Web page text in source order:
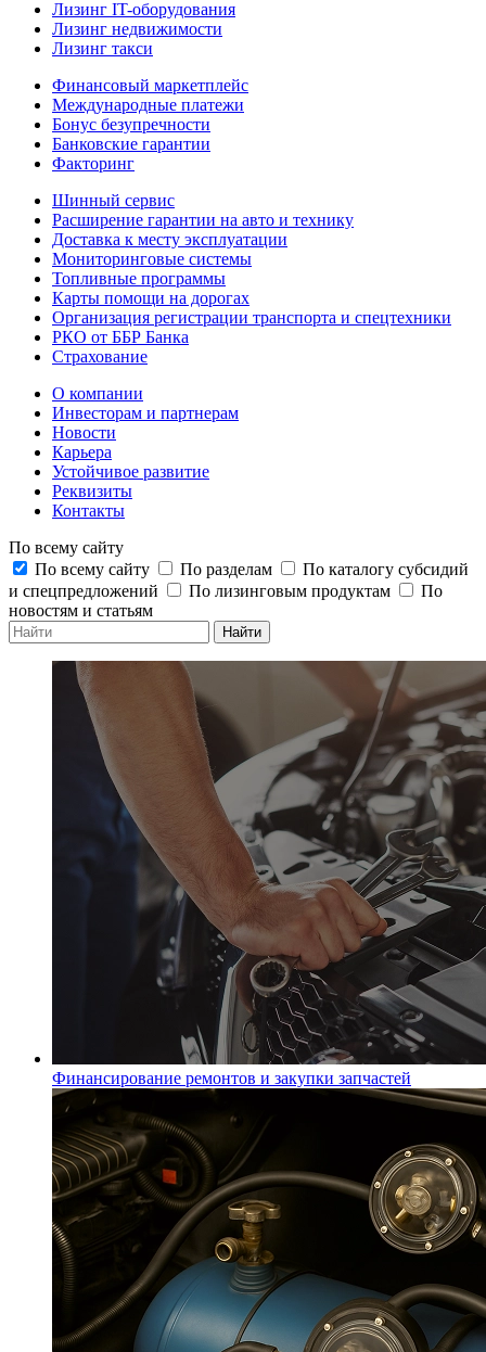
Лизинг IT-оборудования
Лизинг недвижимости
Лизинг такси
Финансовый маркетплейс
Международные платежи
Бонус безупречности
Банковские гарантии
Факторинг
Шинный сервис
Расширение гарантии на авто и технику
Доставка к месту эксплуатации
Мониторинговые системы
Топливные программы
Карты помощи на дорогах
Организация регистрации транспорта и спецтехники
РКО от ББР Банка
Страхование
О компании
Инвесторам и партнерам
Новости
Карьера
Устойчивое развитие
Реквизиты
Контакты
По всему сайту
По всему сайту
По разделам
По каталогу субсидий
и спецпредложений
По лизинговым продуктам
По
новостям и статьям
Найти
Финансирование ремонтов и закупки запчастей